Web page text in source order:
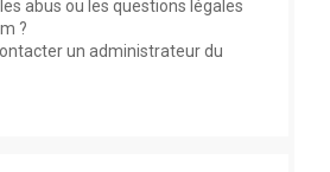
abus ou les questions légales
?
un administrateur du